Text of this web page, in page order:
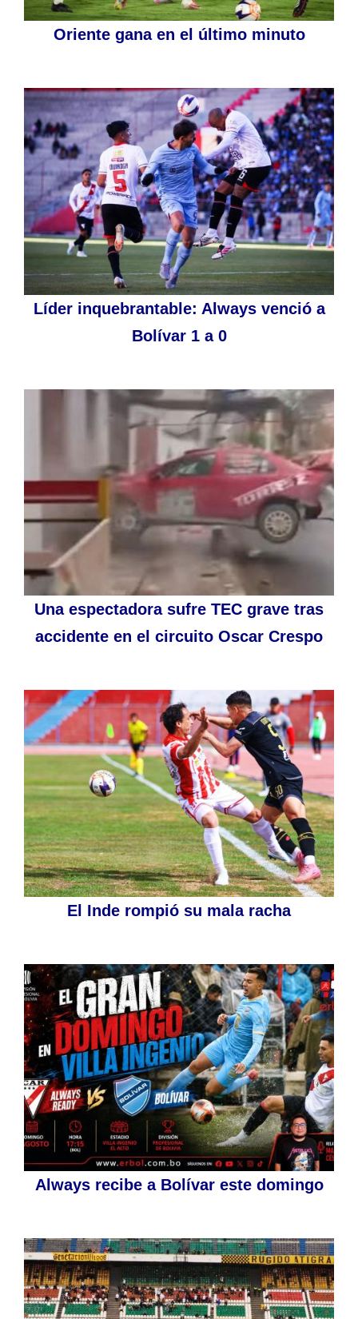
Oriente gana en el último minuto
Líder inquebrantable: Always venció a
Bolívar 1 a 0
Una espectadora sufre TEC grave tras
accidente en el circuito Oscar Crespo
El Inde rompió su mala racha
Always recibe a Bolívar este domingo